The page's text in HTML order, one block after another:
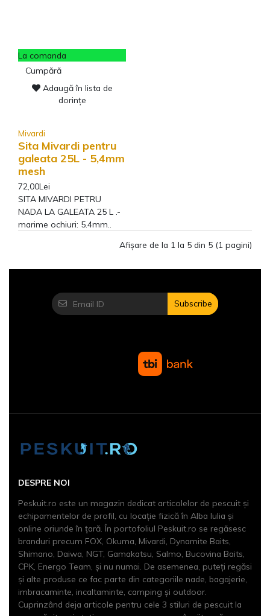
La comanda
Cumpără
Adaugă în lista de
dorințe
Mivardi
Sita Mivardi pentru
galeata 25L - 5,4mm
mesh
72,00Lei
SITA MIVARDI PETRU
NADA LA GALEATA 25 L .-
marime ochiuri: 5.4mm..
Afişare de la 1 la 5 din 5 (1 pagini)
Subscribe
DESPRE NOI
Peskuit.ro este un magazin dedicat articolelor de pescuit şi
echipamentelor de profil, cu locaţie fizică în Alba Iulia și
online oriunde în țară. În portofoliul Peskuit.ro se regăsesc
branduri precum FOX, Okuma, Mivardi, Dynamite Baits,
Shimano, Daiwa, NGT, Gamakatsu, Salmo, Bucovina Baits,
CPK, Energo Team, și nu numai. De asemenea, puteți regăsi
și alte produse ce fac parte din categoriile nade, bagajerie,
imbracaminte, incaltaminte, camping și outdoor.
Cuprinzând deja articole pentru cele 3 stiluri de pescuit la